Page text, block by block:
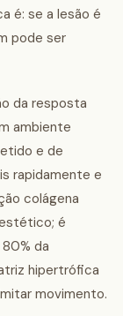
é: se a lesão é
pode ser
da resposta
ambiente
e de
rapidamente e
colágena
é
da
hipertrófica
movimento.